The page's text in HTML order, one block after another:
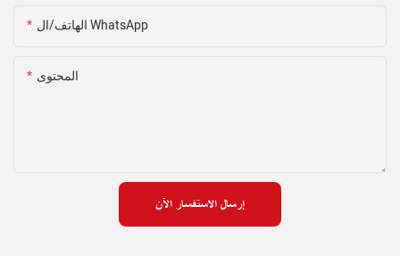
الهاتف/ال WhatsApp
المحتوى
إرسال الاستفسار الآن